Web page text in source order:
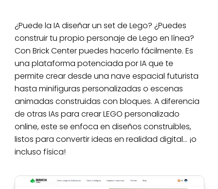
¿Puede la IA diseñar un set de Lego? ¿Puedes
construir tu propio personaje de Lego en línea?
Con Brick Center puedes hacerlo fácilmente. Es
una plataforma potenciada por IA que te
permite crear desde una nave espacial futurista
hasta minifiguras personalizadas o escenas
animadas construidas con bloques. A diferencia
de otras IAs para crear LEGO personalizado
online, este se enfoca en diseños construibles,
listos para convertir ideas en realidad digital… ¡o
incluso física!